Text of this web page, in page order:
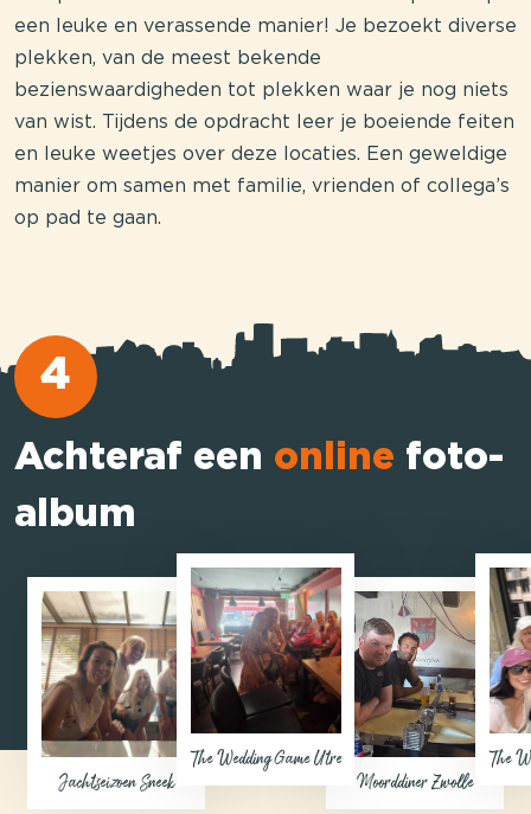
een leuke en verassende manier! Je bezoekt diverse
plekken, van de meest bekende
bezienswaardigheden tot plekken waar je nog niets
van wist. Tijdens de opdracht leer je boeiende feiten
en leuke weetjes over deze locaties. Een geweldige
manier om samen met familie, vrienden of collega’s
op pad te gaan.
4
Achteraf een online foto-
album
Jachtseizoen Sneek
The Wedding Game Utrecht
Moorddiner Zwolle
The